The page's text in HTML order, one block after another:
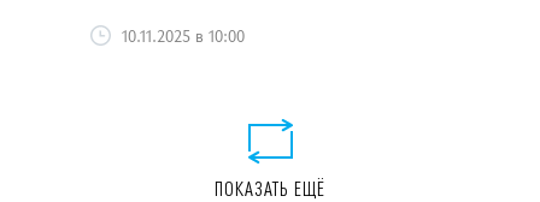
10.11.2025 в 10:00
ПОКАЗАТЬ ЕЩЁ